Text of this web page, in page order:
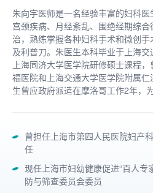
朱向宇医师是一名经验丰富的妇科
宫颈疾病、月经紊乱、围绝经期综
治，熟练掌握各种妇科手术和微创
及利普刀。朱医生本科毕业于上海交
上海同济大学医学院研修硕士课程
福医院和上海交通大学医学院附属
生曾应政府派遣在摩洛哥工作2年，
曾担任上海市第四人民医院妇产
任
现任上海市妇幼健康促进“百人专
防与筛查委员会委员